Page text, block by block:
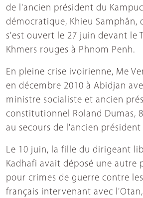
de l'ancien président du
démocratique, Khieu Samphân,
s'est ouvert le 27 juin devant le
Khmers rouges à Phnom Penh.
En pleine crise ivoirienne, Me
en décembre 2010 à Abidjan
ministre socialiste et ancien
constitutionnel Roland Dumas,
au secours de l'ancien
Le 10 juin, la fille du dirigeant
Kadhafi avait déposé une autre
pour crimes de guerre contre
français intervenant avec